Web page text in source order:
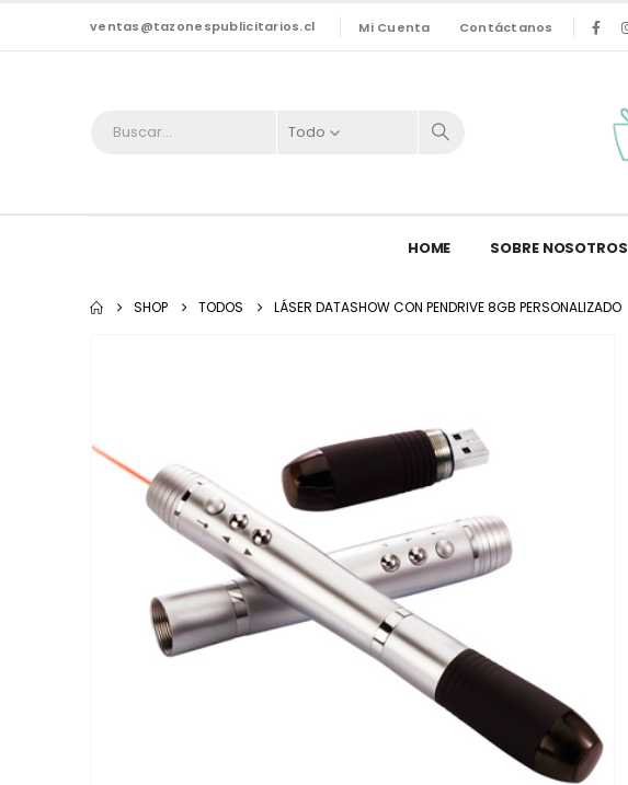
ventas@tazonespublicitarios.cl Mi Cuenta Contáctanos
Todo
HOME SOBRE NOSOTROS
SHOP TODOS LÁSER DATASHOW CON PENDRIVE 8GB PERSONALIZADO